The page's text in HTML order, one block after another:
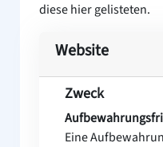
diese hier gelisteten.
Website
Zweck
Eine